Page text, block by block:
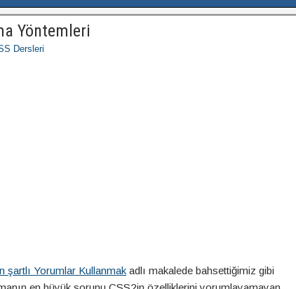
Yöntemleri
Dersleri
şartlı Yorumlar Kullanmak adlı makalede bahsettiğimiz gibi